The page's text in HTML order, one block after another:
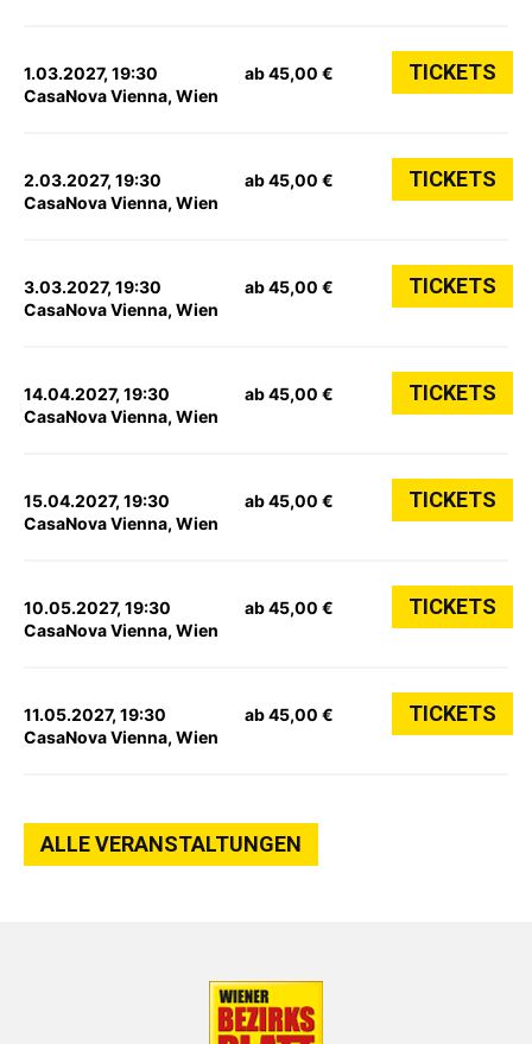
1.03.2027, 19:30
CasaNova Vienna, Wien
ab 45,00 € TICKETS
2.03.2027, 19:30
CasaNova Vienna, Wien
ab 45,00 € TICKETS
3.03.2027, 19:30
CasaNova Vienna, Wien
ab 45,00 € TICKETS
14.04.2027, 19:30
CasaNova Vienna, Wien
ab 45,00 € TICKETS
15.04.2027, 19:30
CasaNova Vienna, Wien
ab 45,00 € TICKETS
10.05.2027, 19:30
CasaNova Vienna, Wien
ab 45,00 € TICKETS
11.05.2027, 19:30
CasaNova Vienna, Wien
ab 45,00 € TICKETS
ALLE VERANSTALTUNGEN